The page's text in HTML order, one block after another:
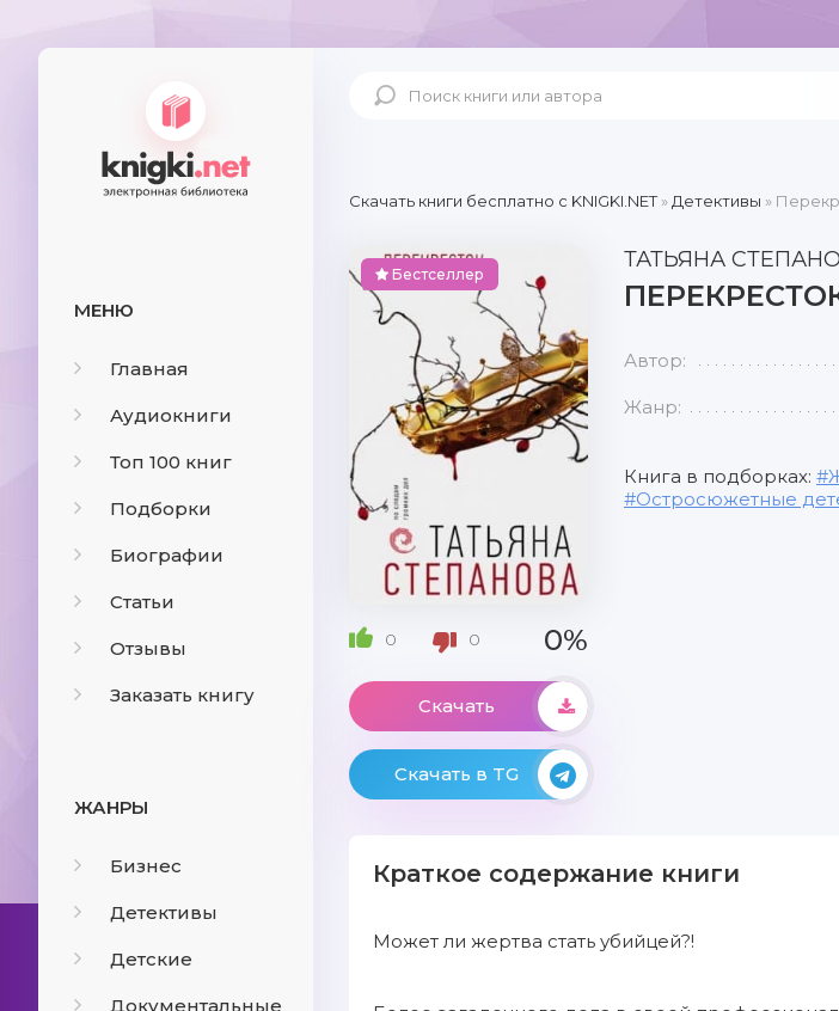
МЕНЮ
Главная
Аудиокниги
Топ 100 книг
Подборки
Биографии
Статьи
Отзывы
Заказать книгу
ЖАНРЫ
Бизнес
Детективы
Детские
Документальные
Скачать книги бесплатно c KNIGKI.NET» Детективы »
Бестселлер
0 0 0%
Скачать
Скачать в TG
ТАТЬЯНА
Автор:
Жанр:
Книга в подборках:
Остросюжетные
Краткое содержание книги
Может ли жертва стать убийцей?!